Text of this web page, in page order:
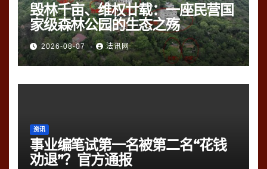
毁林千亩、维权廿载：一座民营国
家级森林公园的生态之殇
2026-08-07 法讯网
资讯
事业编笔试第一名被第二名“花钱
劝退”？官方通报